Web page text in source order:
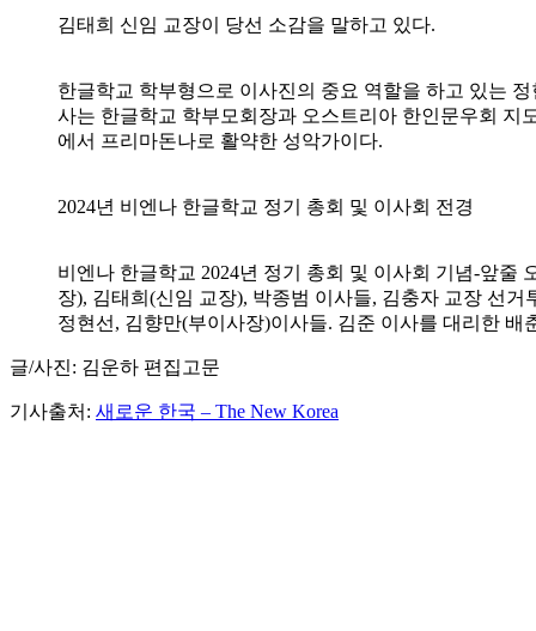
김태희 신임 교장이 당선 소감을 말하고 있다.
한글학교 학부형으로 이사진의 중요 역할을 하고 있는
사는 한글학교 학부모회장과 오스트리아 한인문우회 지
에서 프리마돈나로 활약한 성악가이다.
2024년 비엔나 한글학교 정기 총회 및 이사회 전경
비엔나 한글학교 2024년 정기 총회 및 이사회 기념-앞줄
장), 김태희(신임 교장), 박종범 이사들, 김충자 교장 선
정현선, 김향만(부이사장)이사들. 김준 이사를 대리한 배
글/사진: 김운하 편집고문
기사출처: 새로운 한국 – The New Korea